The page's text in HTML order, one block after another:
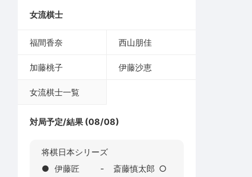
女流棋士
福間香奈 西山朋佳
加藤桃子 伊藤沙恵
女流棋士一覧
対局予定/結果 (08/08)
将棋日本シリーズ
● 伊藤匠 - 斎藤慎太郎 ○